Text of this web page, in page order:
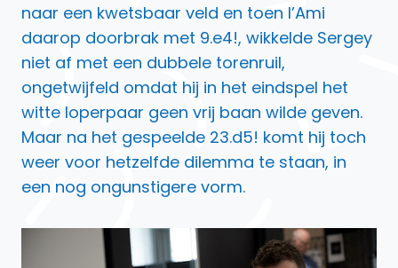
naar een kwetsbaar veld en toen l’Ami
daarop doorbrak met 9.e4!, wikkelde Sergey
niet af met een dubbele torenruil,
ongetwijfeld omdat hij in het eindspel het
witte loperpaar geen vrij baan wilde geven.
Maar na het gespeelde 23.d5! komt hij toch
weer voor hetzelfde dilemma te staan, in
een nog ongunstigere vorm.